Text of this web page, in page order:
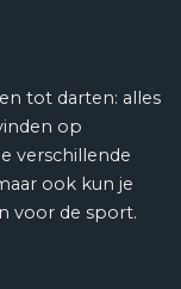
tot darten: alles
op
verschillende
ook kun je
voor de sport.